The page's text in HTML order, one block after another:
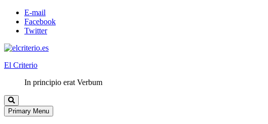
E-mail
Facebook
Twitter
El Criterio
In principio erat Verbum
Primary Menu